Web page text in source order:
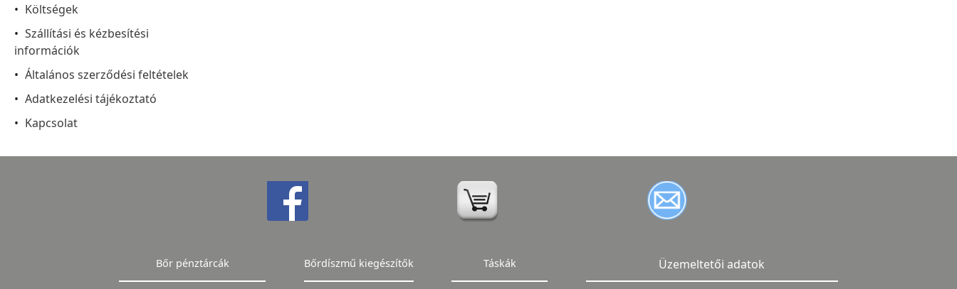
Költségek
Szállítási és kézbesítési
információk
Általános szerződési feltételek
Adatkezelési tájékoztató
Kapcsolat
Bőr pénztárcák Bőrdíszmű kiegészítők Táskák Üzemeltetői adatok